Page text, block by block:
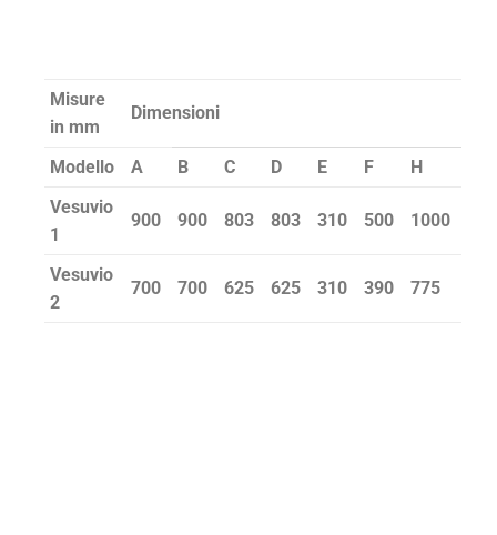
Misure
in mm
Dimensioni
Modello A B C D E F
H
Vesuvio
1
900 900 803 803 310 500 1000
Vesuvio
2
700 700 625 625 310 390 775